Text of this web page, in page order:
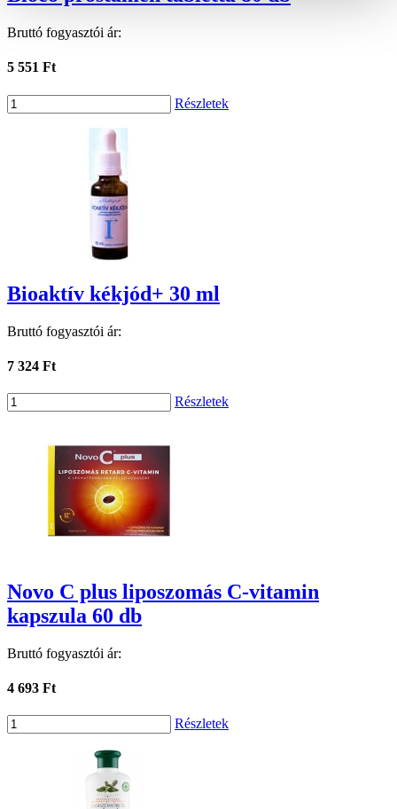
Bruttó fogyasztói ár:
5 551 Ft
Részletek
Bioaktív kékjód+ 30 ml
Bruttó fogyasztói ár:
7 324 Ft
Részletek
Novo C plus liposzomás C-vitamin
kapszula 60 db
Bruttó fogyasztói ár:
4 693 Ft
Részletek